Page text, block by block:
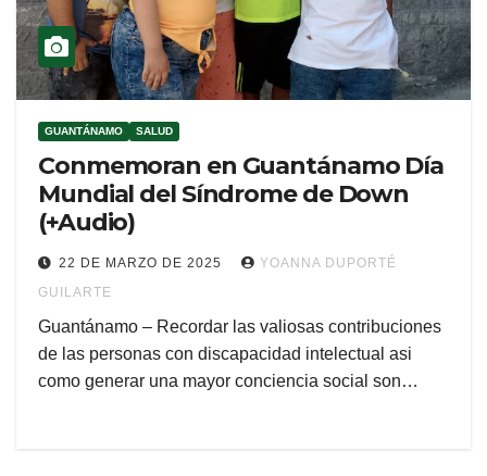
GUANTÁNAMO SALUD
Conmemoran en Guantánamo Día
Mundial del Síndrome de Down
(+Audio)
22 DE MARZO DE 2025
YOANNA DUPORTÉ
GUILARTE
Guantánamo – Recordar las valiosas contribuciones
de las personas con discapacidad intelectual asi
como generar una mayor conciencia social son…